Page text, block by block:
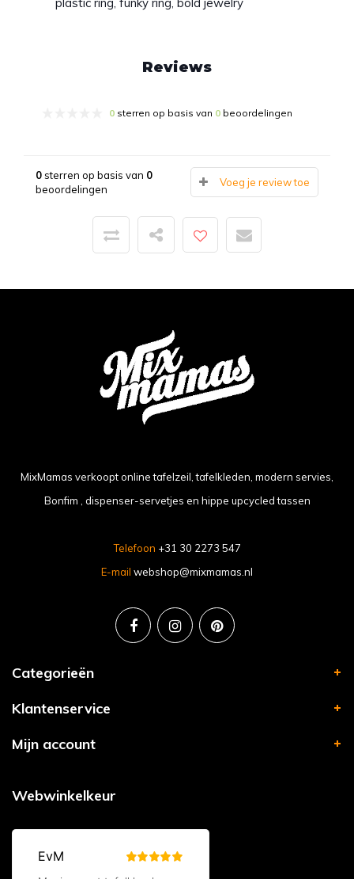
Reviews
0 sterren op basis van 0 beoordelingen
0sterren op basis van 0
beoordelingen
Voeg je review toe
MixMamas verkoopt online tafelzeil, tafelkleden, modern servies,
Bonfim , dispenser-servetjes en hippe upcycled tassen
Telefoon +31 30 2273 547
E-mail webshop@mixmamas.nl
Categorieën
Klantenservice
Mijn account
Webwinkelkeur